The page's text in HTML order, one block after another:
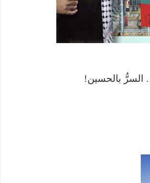
السرُّ بالحسين!